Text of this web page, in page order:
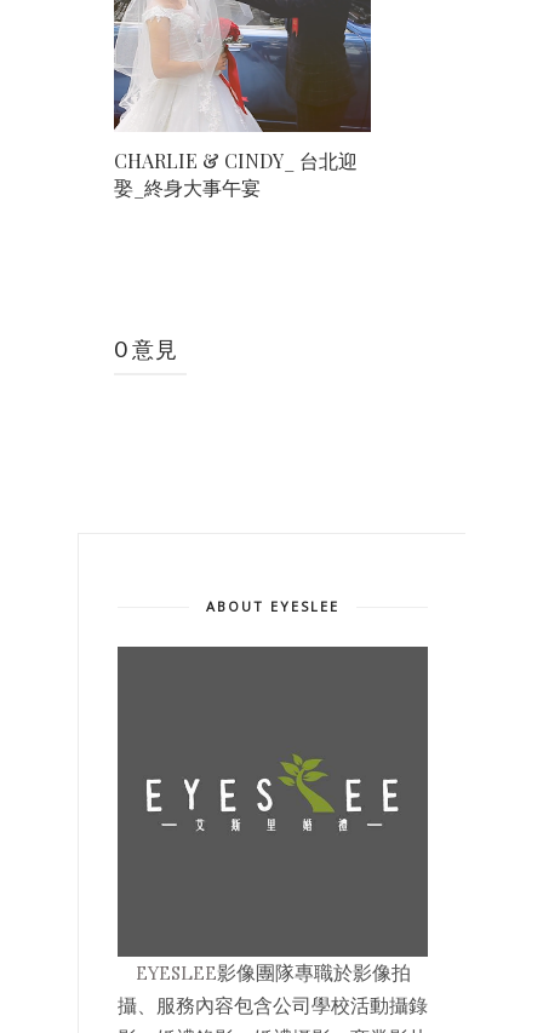
CHARLIE & CINDY_ 台北迎
娶_終身大事午宴
0 意見
ABOUT EYESLEE
EYESLEE影像 團隊專職於影像拍
攝、服務內容包含公司學校活動攝錄